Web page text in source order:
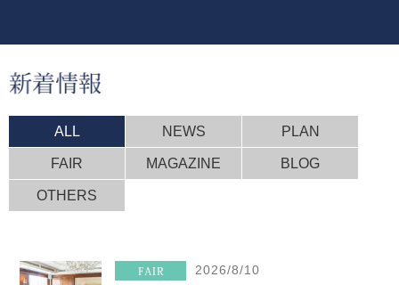
ALL NEWS PLAN
FAIR MAGAZINE BLOG
OTHERS
2026/8/10